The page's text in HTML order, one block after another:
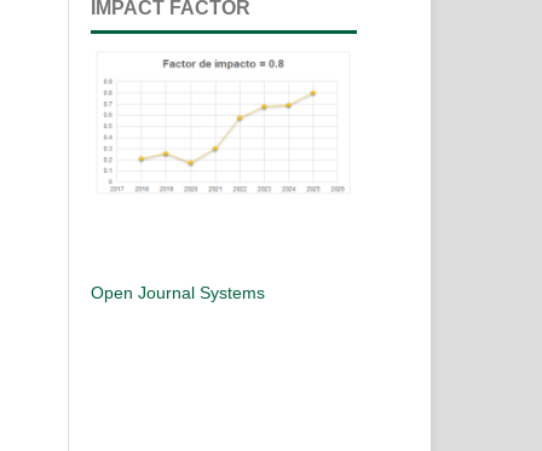
IMPACT FACTOR
Open Journal Systems